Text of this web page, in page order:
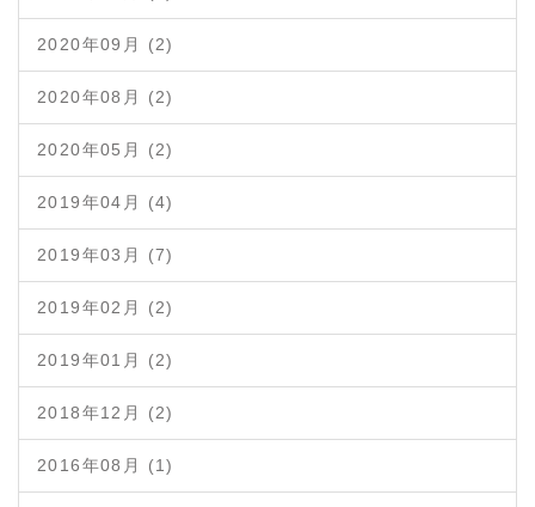
2020年09月 (2)
2020年08月 (2)
2020年05月 (2)
2019年04月 (4)
2019年03月 (7)
2019年02月 (2)
2019年01月 (2)
2018年12月 (2)
2016年08月 (1)